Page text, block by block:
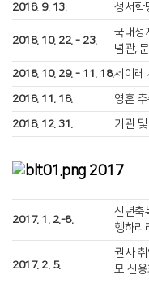
2018. 9. 13.
성서학
2018. 10. 22. - 23.
국내성
념관,
2018. 10. 29. - 11. 18.세이레
2018. 11. 18.
영혼
2018. 12. 31.
기관
2017
2017. 1. 2.-8.
신년축
행하리
2017. 2. 5.
권사
모 신